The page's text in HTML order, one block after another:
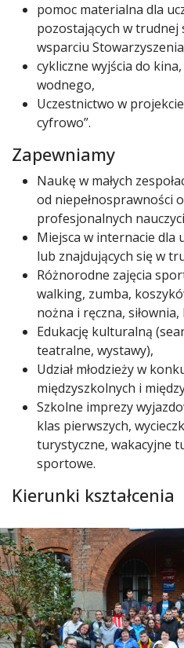
pomoc materialna dla
pozostających w
wsparciu Stowarzyszenia
cykliczne wyjścia do
wodnego,
Uczestnictwo w
cyfrowo”.
Zapewniamy
Naukę w małych
od niepełnosprawności
profesjonalnych
Miejsca w internacie dla
lub znajdujących się w
Różnorodne zajęcia
walking, zumba,
nożna i ręczna,
Edukację kulturalną
teatralne, wystawy),
Udział młodzieży w
międzyszkolnych i
Szkolne imprezy
klas pierwszych,
turystyczne, wakacyjne
sportowe.
Kierunki kształcenia